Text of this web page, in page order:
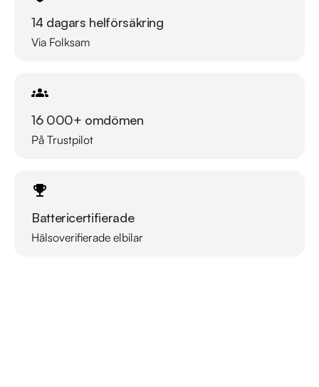
14 dagars helförsäkring
Via Folksam
16 000+ omdömen
På Trustpilot
Battericertifierade
Hälsoverifierade elbilar
Läs mer om oss